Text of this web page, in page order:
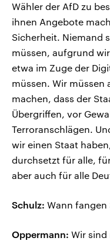
Wähler der AfD zu
ihnen Angebote
Sicherheit. Niemand
müssen, aufgrund
etwa im Zuge der
müssen. Wir müssen
machen, dass der
Übergriffen, vor
Terroranschlägen.
wir einen Staat
durchsetzt für alle,
aber auch für alle
Schulz: Wann fangen
Oppermann: Wir